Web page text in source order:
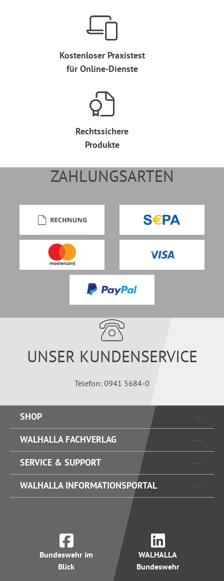
Kostenloser Praxistest
für Online-Dienste
Rechtssichere
Produkte
ZAHLUNGSARTEN
UNSER KUNDENSERVICE
Telefon: 0941 5684-0
SHOP
WALHALLA FACHVERLAG
SERVICE & SUPPORT
WALHALLA INFORMATIONSPORTAL
Bundeswehr im
Blick
WALHALLA
Bundeswehr